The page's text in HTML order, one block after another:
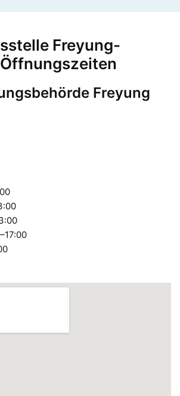
Freyung-
Freyung